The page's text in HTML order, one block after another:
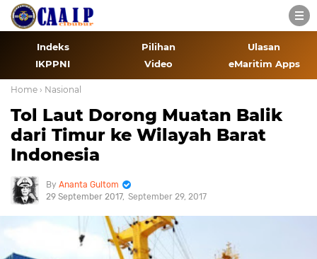
Indeks Pilihan
Ulasan
IKPPNI
Video eMaritim Apps
Home › Nasional
Tol Laut Dorong Muatan Balik
dari Timur ke Wilayah Barat
Indonesia
Ananta Gultom
29 September 2017 September 29, 2017